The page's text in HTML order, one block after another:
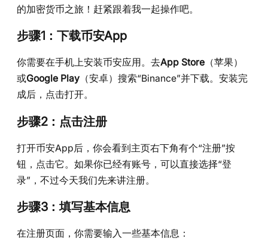
的加密货币之旅！赶紧跟着我一起操作吧。
步骤1：下载币安App
你需要在手机上安装币安应用。去App Store （苹果）
或Google Play （安卓）搜索“Binance”并下载。安装完
成后，点击打开。
步骤2：点击注册
打开币安App后，你会看到主页右下角有个“注册”按
钮，点击它。如果你已经有账号，可以直接选择“登
录”，不过今天我们先来讲注册。
步骤3：填写基本信息
在注册页面，你需要输入一些基本信息：